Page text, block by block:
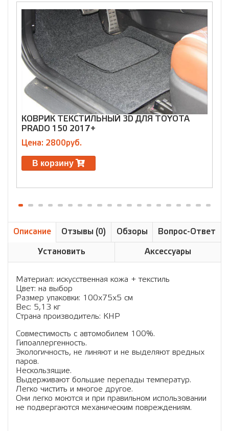
КОВРИК ТЕКСТИЛЬНЫЙ 3D ДЛЯ TOYOTA
PRADO 150 2017+
Цена: 2800руб.
В корзину
Описание Отзывы (0) Обзоры Вопрос-Ответ
Установить Аксессуары
Материал: искусственная кожа + текстиль
Цвет: на выбор
Размер упаковки: 100х75х5 см
Вес: 5,13 кг
Страна производитель: КНР
Cовместимость с автомобилем 100%.
Гипоаллергенность.
Экологичность, не линяют и не выделяют вредных
паров.
Нескользящие.
Выдерживают большие перепады температур.
Легко чистить и многое другое.
Они легко моются и при правильном использовании
не подвергаются механическим повреждениям.